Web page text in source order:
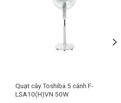
Quạt cây Toshiba 5 cánh F-
LSA10(H)VN 50W